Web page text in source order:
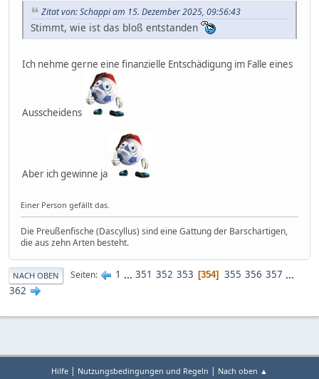
Zitat von: Schappi am 15. Dezember 2025, 09:56:43
Stimmt, wie ist das bloß entstanden
Ich nehme gerne eine finanzielle Entschädigung im Falle eines
Ausscheidens
Aber ich gewinne ja
Einer Person gefällt das.
Die Preußenfische (Dascyllus) sind eine Gattung der Barschartigen,
die aus zehn Arten besteht.
NACH OBEN Seiten 1 ... 351 352 353 354 355 356 357 ...
362
Hilfe | Nutzungsbedingungen und Regeln | Nach oben ▲